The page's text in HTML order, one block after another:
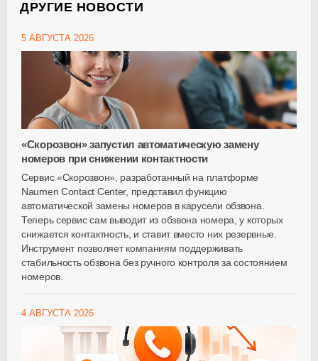
ДРУГИЕ НОВОСТИ
5 АВГУСТА 2026
«Скорозвон» запустил автоматическую замену
номеров при снижении контактности
Сервис «Скорозвон», разработанный на платформе
Naumen Contact Center, представил функцию
автоматической замены номеров в карусели обзвона.
Теперь сервис сам выводит из обзвона номера, у которых
снижается контактность, и ставит вместо них резервные.
Инструмент позволяет компаниям поддерживать
стабильность обзвона без ручного контроля за состоянием
номеров.
4 АВГУСТА 2026